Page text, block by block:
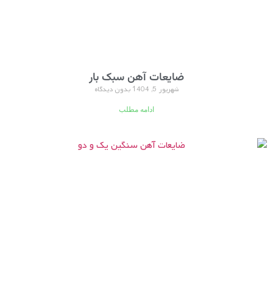
ضایعات آهن سبک بار
شهریور 5, 1404 بدون دیدگاه
ادامه مطلب